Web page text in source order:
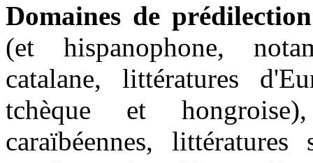
Domaines de prédilection
(et hispanophone,
catalane, littératures
tchèque et
caraïbéennes,